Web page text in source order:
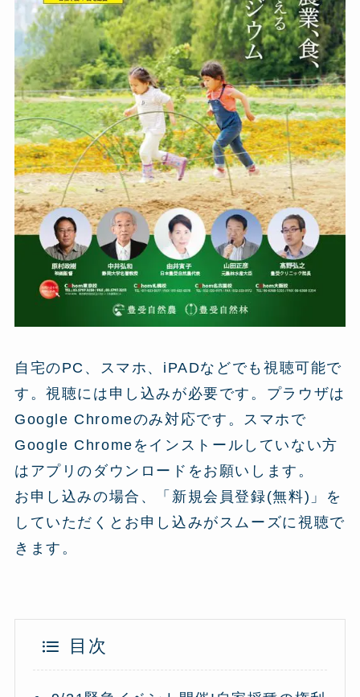
自宅のPC、スマホ、iPADなどでも視聴可能で
す。視聴には申し込みが必要です。プラウザは
Google Chromeのみ対応です。スマホで
Google Chromeをインストールしていない方
はアプリのダウンロードをお願いします。
お申し込みの場合、「新規会員登録(無料)」を
していただくとお申し込みがスムーズに視聴で
きます。
目次